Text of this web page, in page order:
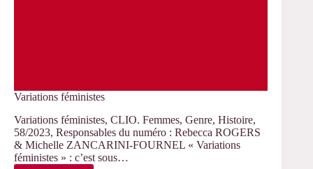
Variations féministes
Variations féministes, CLIO. Femmes, Genre, Histoire,
58/2023, Responsables du numéro : Rebecca ROGERS
& Michelle ZANCARINI-FOURNEL « Variations
féministes » : c’est sous…